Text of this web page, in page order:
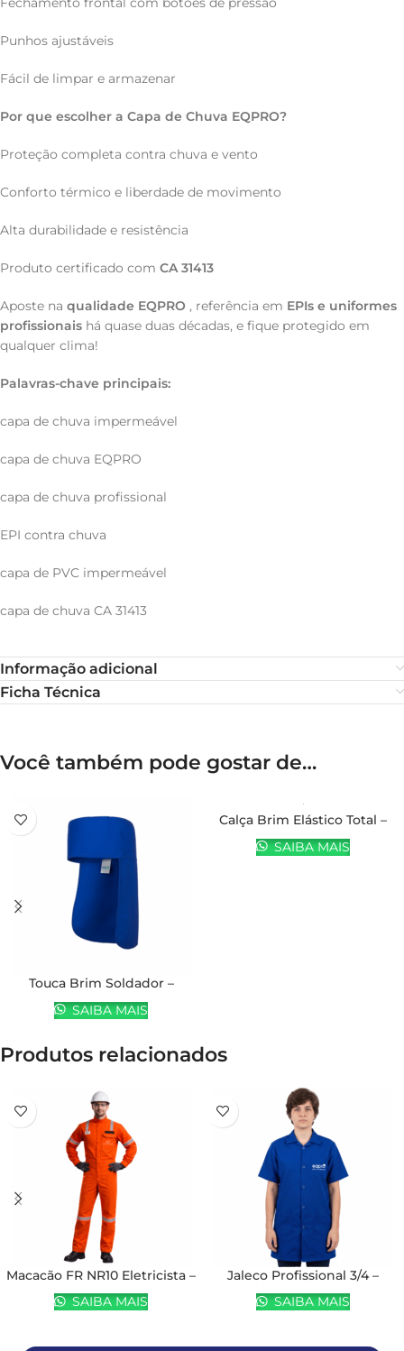
Punhos ajustáveis
Fácil de limpar e armazenar
Por que escolher a Capa de Chuva EQPRO?
Proteção completa contra chuva e vento
Conforto térmico e liberdade de movimento
Alta durabilidade e resistência
Produto certificado com CA 31413
Aposte na qualidade EQPRO , referência em EPIs e uniformes
profissionais há quase duas décadas, e fique protegido em
qualquer clima!
Palavras-chave principais:
capa de chuva impermeável
capa de chuva EQPRO
capa de chuva profissional
EPI contra chuva
capa de PVC impermeável
capa de chuva CA 31413
Informação adicional
Ficha Técnica
Você também pode gostar de…
Touca Brim Soldador –
EQPRO
SAIBA MAIS
Calça Brim Elástico Total –
EQPRO
SAIBA MAIS
Produtos relacionados
Macacão FR NR10 Eletricista –
EQPRO
SAIBA MAIS
Jaleco Profissional 3/4 –
EQPRO
SAIBA MAIS